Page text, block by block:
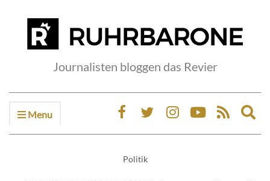
Journalisten bloggen das Revier
Menu
Politik